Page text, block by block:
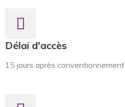
Délai d'accès
15 jours après conventionnement